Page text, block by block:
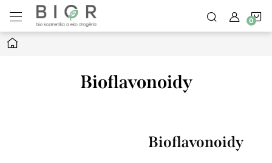
obsah
Domov
Bioflavonoidy
Bioflavonoidy